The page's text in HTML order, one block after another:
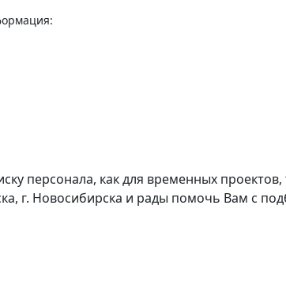
персонала, как для временных
г. Новосибирска и рады помочь Вам с